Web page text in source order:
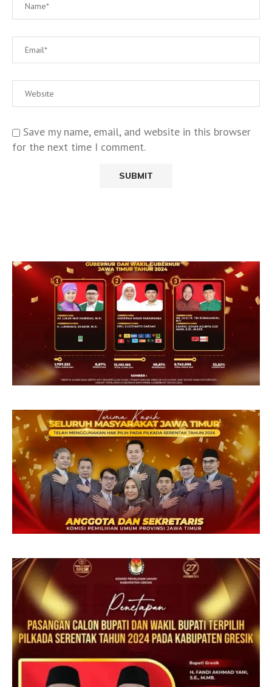
Save my name, email, and website in this browser
for the next time I comment.